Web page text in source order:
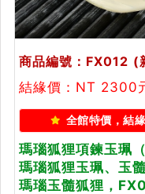
商品編號：FX012 (
結緣價：NT 2300
全館特價，結
瑪瑙狐狸項鍊玉珮
瑪瑙狐狸玉珮、玉
瑪瑙玉髓狐狸，